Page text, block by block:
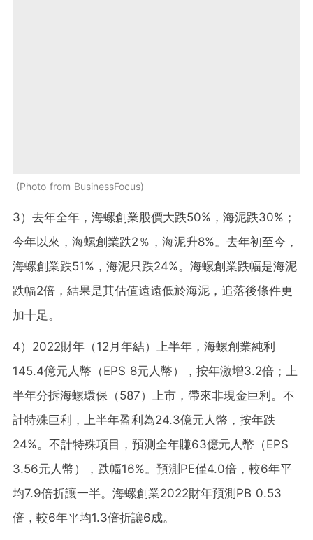
Photo from BusinessFocus
3）去年全年，海螺創業股價大跌50%，海泥跌30%；
今年以來，海螺創業跌2％，海泥升8%。去年初至今，
海螺創業跌51%，海泥只跌24%。海螺創業跌幅是海泥
跌幅2倍，結果是其估值遠遠低於海泥，追落後條件更
加十足。
4）2022財年（12月年結）上半年，海螺創業純利
145.4億元人幣（EPS 8元人幣），按年激增3.2倍；上
半年分拆海螺環保（587）上市，帶來非現金巨利。不
計特殊巨利，上半年盈利為24.3億元人幣，按年跌
24%。不計特殊項目，預測全年賺63億元人幣（EPS
3.56元人幣），跌幅16%。預測PE僅4.0倍，較6年平
均7.9倍折讓一半。海螺創業2022財年預測PB 0.53
倍，較6年平均1.3倍折讓6成。